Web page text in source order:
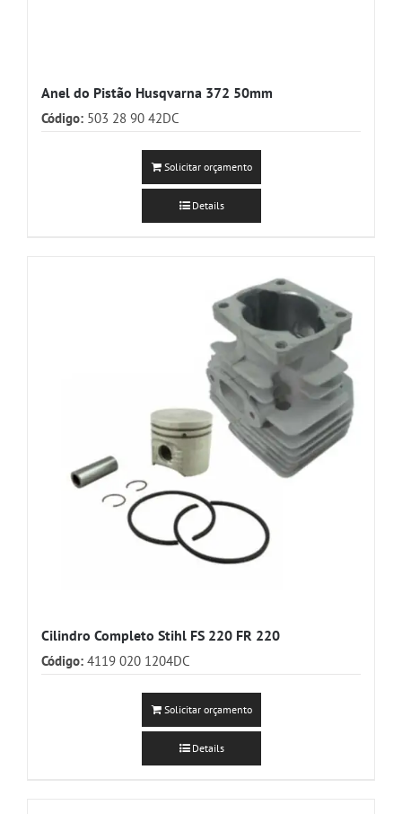
Anel do Pistão Husqvarna 372 50mm
Código: 503 28 90 42DC
Solicitar orçamento
Details
Cilindro Completo Stihl FS 220 FR 220
Código: 4119 020 1204DC
Solicitar orçamento
Details